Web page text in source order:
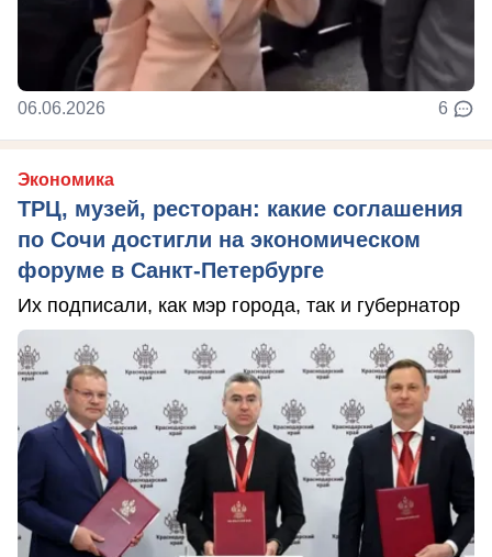
06.06.2026 6
Экономика
ТРЦ, музей, ресторан: какие соглашения
по Сочи достигли на экономическом
форуме в Санкт-Петербурге
Их подписали, как мэр города, так и губернатор